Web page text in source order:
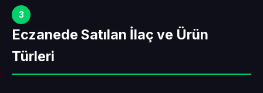
3
Eczanede Satılan İlaç ve Ürün
Türleri